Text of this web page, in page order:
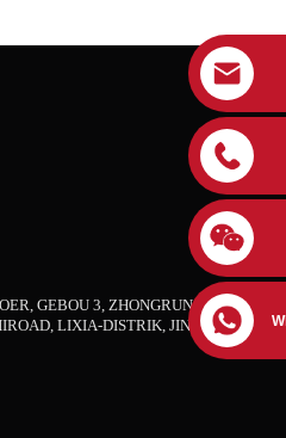
GEBOU 3, ZHONGRUNG SHIJI-
LIXIA-DISTRIK, JINAN-STAD,